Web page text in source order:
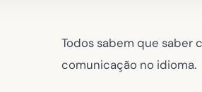
Todos sabem que saber
comunicação no idioma.